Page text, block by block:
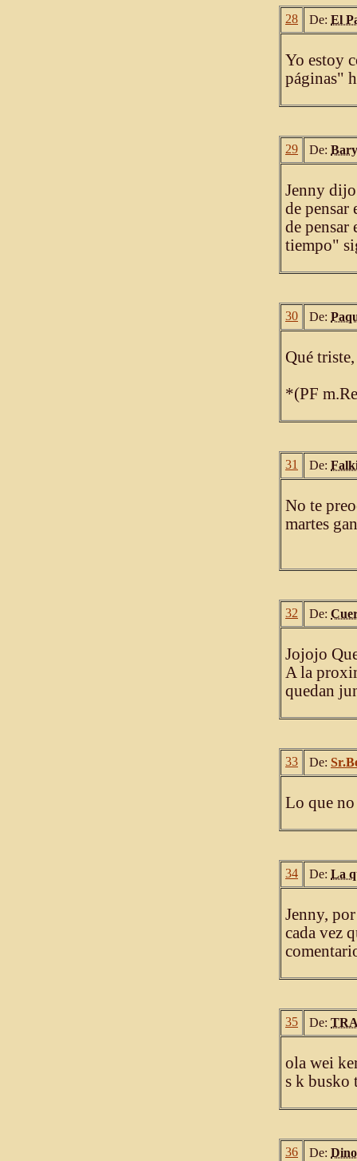
28 De: El
Yo estoy
páginas"
29 De:
Jenny
de pensar
de pensar
tiempo"
30 De:
Qué
*(PF
31 De:
No te
martes
32 De:
Jojojo
A la
quedan
33 De:
Lo que no
34 De: La
Jenny,
cada vez
35 De:
ola wei
s k busko
36 De: